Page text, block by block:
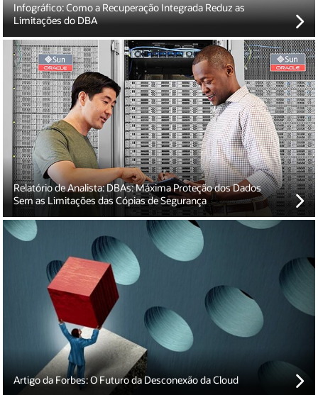
Infográfico: Como a Recuperação Integrada Reduz as
Limitações do DBA
Relatórios do Taneja Group sobre os riscos da dependência da
proteção de dados convencional para a recuperação de bases de
dados críticas e identificação de uma solução que garante a
recuperação integral.
Relatório de Analista: DBAs: Máxima Proteção dos Dados
Sem as Limitações das Cópias de Segurança
O visionário Chuck Hollis partilha a sua perspetiva dos Clouds
públicos e privados desconexos da atualidade, e o que aprender
com a necessidade de interoperacionalidade para progredir.
Artigo da Forbes: O Futuro da Desconexão da Cloud